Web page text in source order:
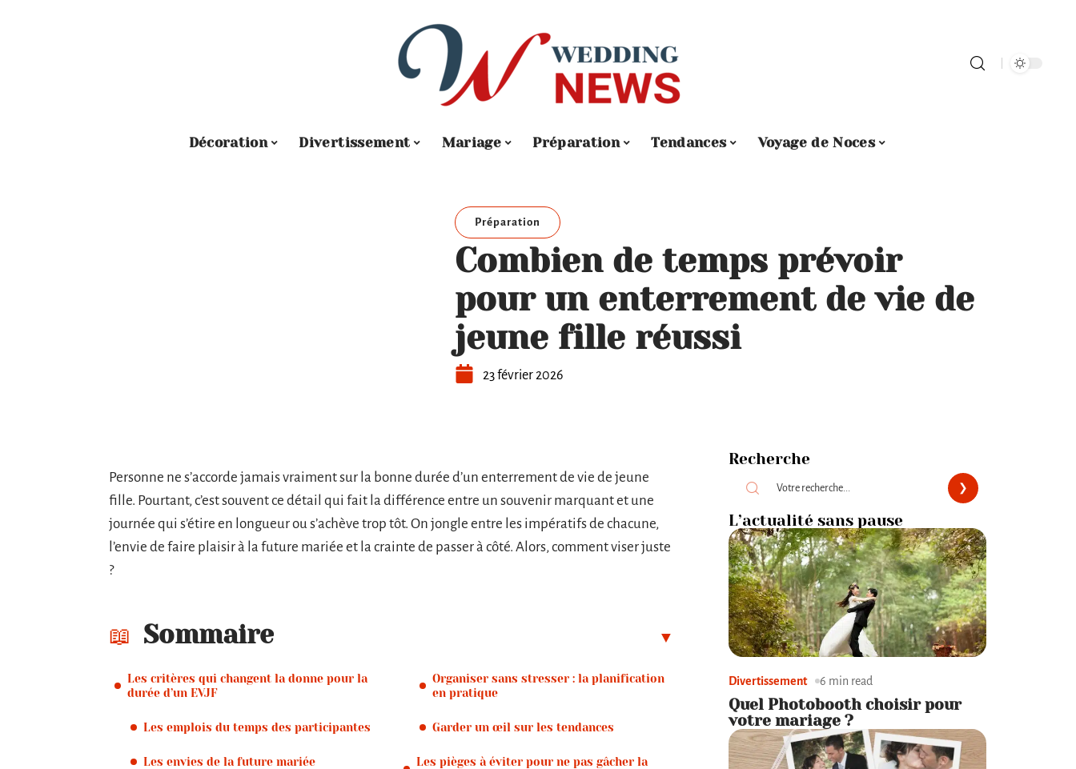
Décoration Divertissement Mariage Préparation Tendances Voyage de Noces
Préparation
Combien de temps prévoir
pour un enterrement de vie de
jeune fille réussi
23 février 2026
Personne ne s’accorde jamais vraiment sur la bonne durée d’un enterrement de vie de jeune
fille. Pourtant, c’est souvent ce détail qui fait la différence entre un souvenir marquant et une
journée qui s’étire en longueur ou s’achève trop tôt. On jongle entre les impératifs de chacune,
l’envie de faire plaisir à la future mariée et la crainte de passer à côté. Alors, comment viser juste
?
Sommaire
Les critères qui changent la donne pour la
durée d’un EVJF
Les emplois du temps des participantes
Les envies de la future mariée
Organiser sans stresser : la planification
en pratique
Garder un œil sur les tendances
Les pièges à éviter pour ne pas gâcher la
Recherche
L’actualité sans pause
Divertissement 6 min read
Quel Photobooth choisir pour
votre mariage ?